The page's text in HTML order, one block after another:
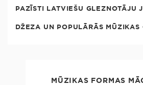
PAZĪSTI LATVIEŠU GLEZNOTĀJU
DŽEZA UN POPULĀRĀS MŪZIKAS
MŪZIKAS FORMAS